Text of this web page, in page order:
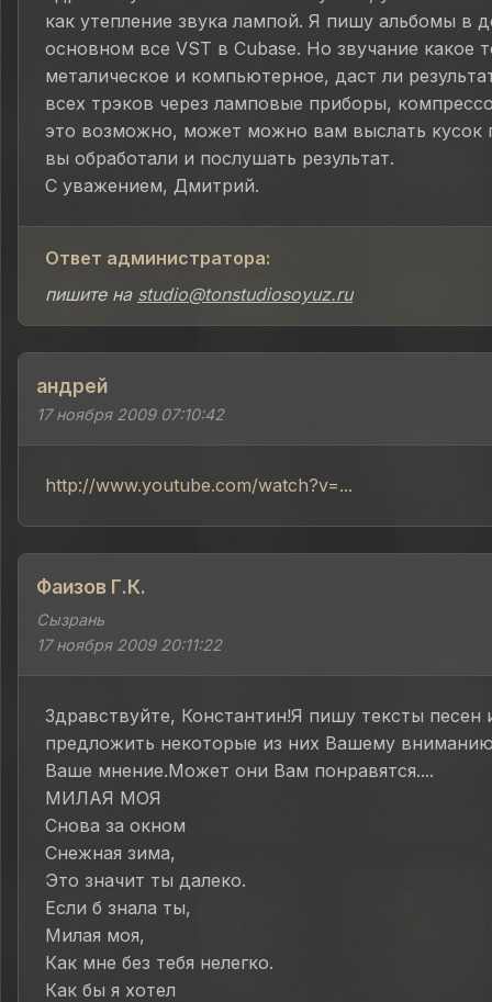
как утепление звука лампой. Я пишу альбомы в
основном все VST в Cubase. Но звучание какое
металическое и компьютерное, даст ли
всех трэков через ламповые приборы,
это возможно, может можно вам выслать кусок
вы обработали и послушать результат.
С уважением, Дмитрий.
Ответ администратора:
пишите на studio@tonstudiosoyuz.ru
андрей
17 ноября 2009 07:10:42
http://www.youtube.com/watch?v=...
Фаизов Г.К.
Сызрань
17 ноября 2009 20:11:22
Здравствуйте, Константин!Я пишу тексты песен
предложить некоторые из них Вашему
Ваше мнение.Может они Вам понравятся....
МИЛАЯ МОЯ
Снова за окном
Снежная зима,
Это значит ты далеко.
Если б знала ты,
Милая моя,
Как мне без тебя нелегко.
Как бы я хотел